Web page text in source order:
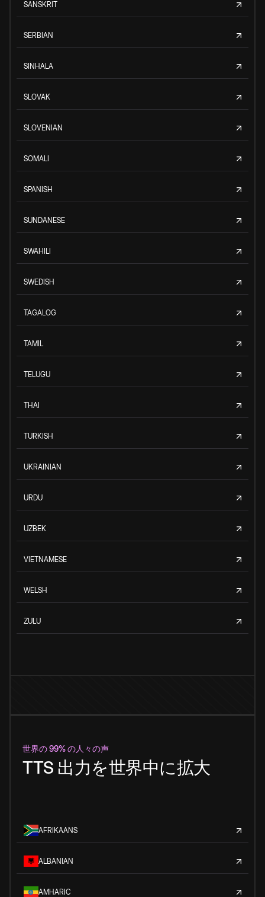
SANSKRIT
SERBIAN
SINHALA
SLOVAK
SLOVENIAN
SOMALI
SPANISH
SUNDANESE
SWAHILI
SWEDISH
TAGALOG
TAMIL
TELUGU
THAI
TURKISH
UKRAINIAN
URDU
UZBEK
VIETNAMESE
WELSH
ZULU
世界の 99% の人々の声
TTS 出力を世界中に拡大
AFRIKAANS
ALBANIAN
AMHARIC